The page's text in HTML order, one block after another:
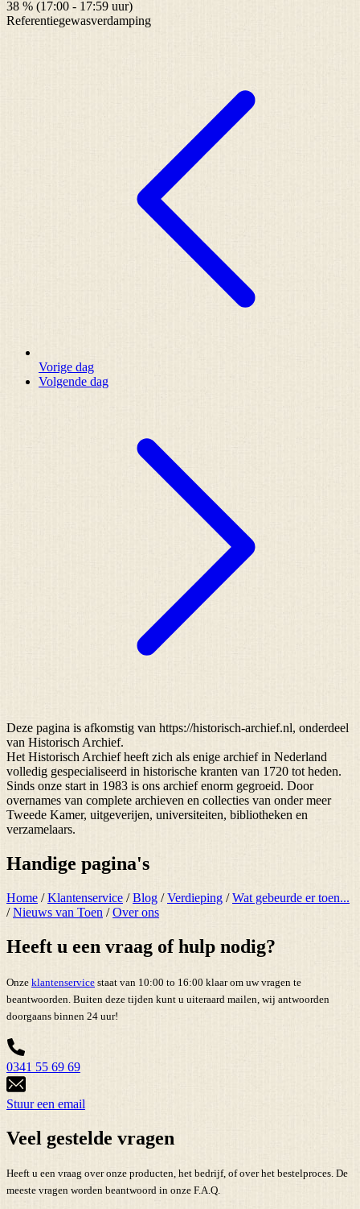
38 % (17:00 - 17:59 uur)
Referentiegewasverdamping
Vorige dag
Volgende dag
Deze pagina is afkomstig van https://historisch-archief.nl, onderdeel
van Historisch Archief.
Het Historisch Archief heeft zich als enige archief in Nederland
volledig gespecialiseerd in historische kranten van 1720 tot heden.
Sinds onze start in 1983 is ons archief enorm gegroeid. Door
overnames van complete archieven en collecties van onder meer
Tweede Kamer, uitgeverijen, universiteiten, bibliotheken en
verzamelaars.
Handige pagina's
Home /Klantenservice /Blog /Verdieping /Wat gebeurde er toen...
/Nieuws van Toen /Over ons
Heeft u een vraag of hulp nodig?
Onze klantenservice staat van 10:00 to 16:00 klaar om uw vragen te
beantwoorden. Buiten deze tijden kunt u uiteraard mailen, wij antwoorden
doorgaans binnen 24 uur!
0341 55 69 69
Stuur een email
Veel gestelde vragen
Heeft u een vraag over onze producten, het bedrijf, of over het bestelproces. De
meeste vragen worden beantwoord in onze F.A.Q.